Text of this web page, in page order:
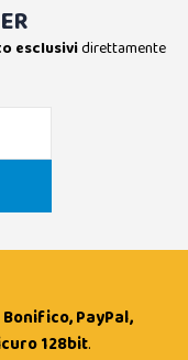
esclusividirettamente
Bonifico, PayPal,
128bit.